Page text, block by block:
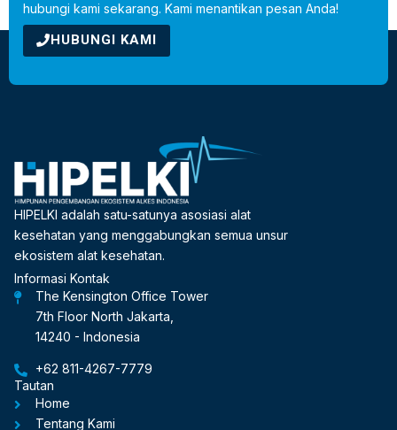
hubungi kami sekarang. Kami menantikan pesan Anda!
HUBUNGI KAMI
HIPELKI adalah satu-satunya asosiasi alat
kesehatan yang menggabungkan semua unsur
ekosistem alat kesehatan.
Informasi Kontak
The Kensington Office Tower
7th Floor North Jakarta,
14240 - Indonesia
+62 811-4267-7779
Tautan
Home
Tentang Kami